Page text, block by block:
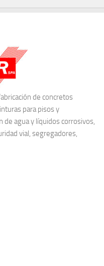
de concretos
para pisos y
de agua y líquidos corrosivos,
vial, segregadores,